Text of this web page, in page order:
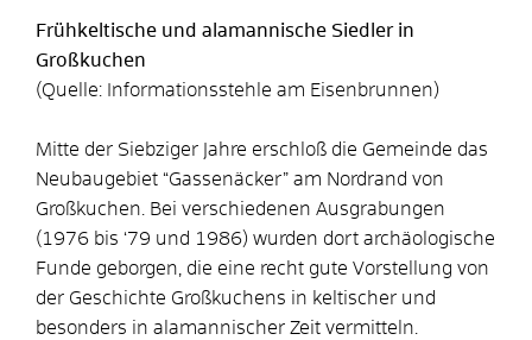
Frühkeltische und alamannische Siedler in
Großkuchen
(Quelle: Informationsstehle am Eisenbrunnen)
Mitte der Siebziger Jahre erschloß die Gemeinde das
Neubaugebiet “Gassenäcker” am Nordrand von
Großkuchen. Bei verschiedenen Ausgrabungen
(1976 bis ‘79 und 1986) wurden dort archäologische
Funde geborgen, die eine recht gute Vorstellung von
der Geschichte Großkuchens in keltischer und
besonders in alamannischer Zeit vermitteln.